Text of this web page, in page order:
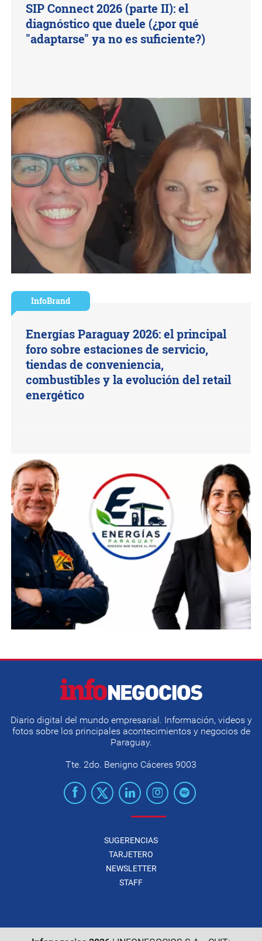
SIP Connect 2026 (parte II): el
diagnóstico que duele (¿por qué
"adaptarse" ya no es suficiente?)
InfoBrand
Energías Paraguay 2026: el principal
foro sobre estaciones de servicio,
tiendas de conveniencia,
combustibles y la evolución del retail
energético
Diario digital del mundo empresarial. Información, videos y
fotos sobre los principales acontecimientos y negocios de
Paraguay.
Tte. 2do. Benigno Cáceres 9003
SUGERENCIAS
TARJETERO
NEWSLETTER
STAFF